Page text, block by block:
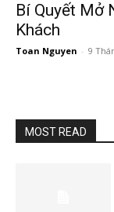
Bí Quyết Mở
Khách
Toan Nguyen - 9
MOST READ